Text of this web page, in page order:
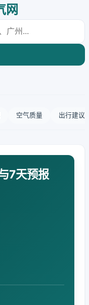
网
空气质量 出行建议
7天预报